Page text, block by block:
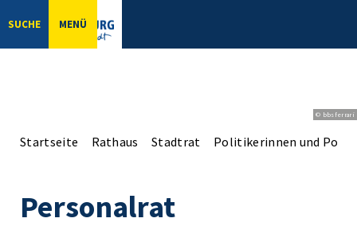
SUCHE MENÜ
© bbsferrari
Startseite Rathaus Stadtrat Politikerinnen und
Personalrat